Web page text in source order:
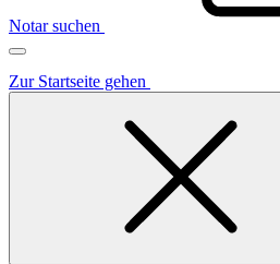
Notar suchen
Zur Startseite gehen